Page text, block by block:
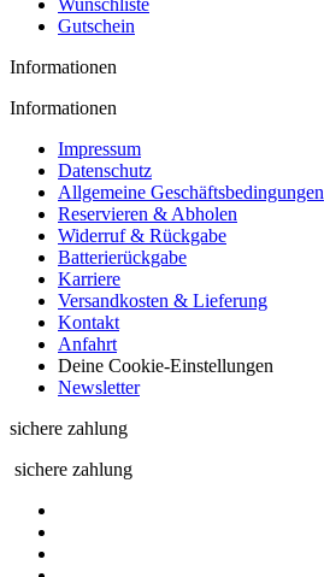
Gutschein
Informationen
Informationen
Impressum
Datenschutz
Allgemeine Geschäftsbedingungen
Reservieren & Abholen
Widerruf & Rückgabe
Batterierückgabe
Karriere
Versandkosten & Lieferung
Kontakt
Anfahrt
Deine Cookie-Einstellungen
Newsletter
sichere zahlung
sichere zahlung